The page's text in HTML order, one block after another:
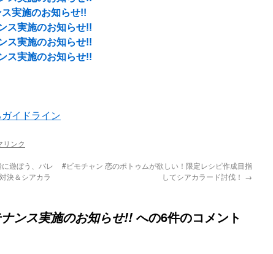
実施のお知らせ!!
ス実施のお知らせ!!
ス実施のお知らせ!!
ス実施のお知らせ!!
イドライン
リンク
遊ぼう、バレ
決＆シアカラ
#ビモチャン 恋のポトゥムが欲しい！限定レシピ作成目指
してシアカラード討伐！ →
ンス実施のお知らせ!! への6件のコメント